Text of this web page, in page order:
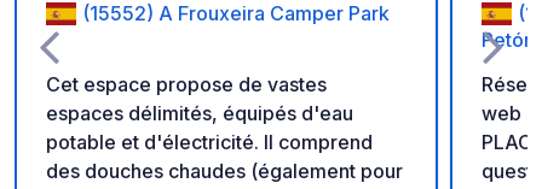
(15552) A Frouxeira Camper Park
Cet espace propose de vastes
espaces délimités, équipés d'eau
potable et d'électricité. Il comprend
des douches chaudes (également pour
Petón
web :
PLACE